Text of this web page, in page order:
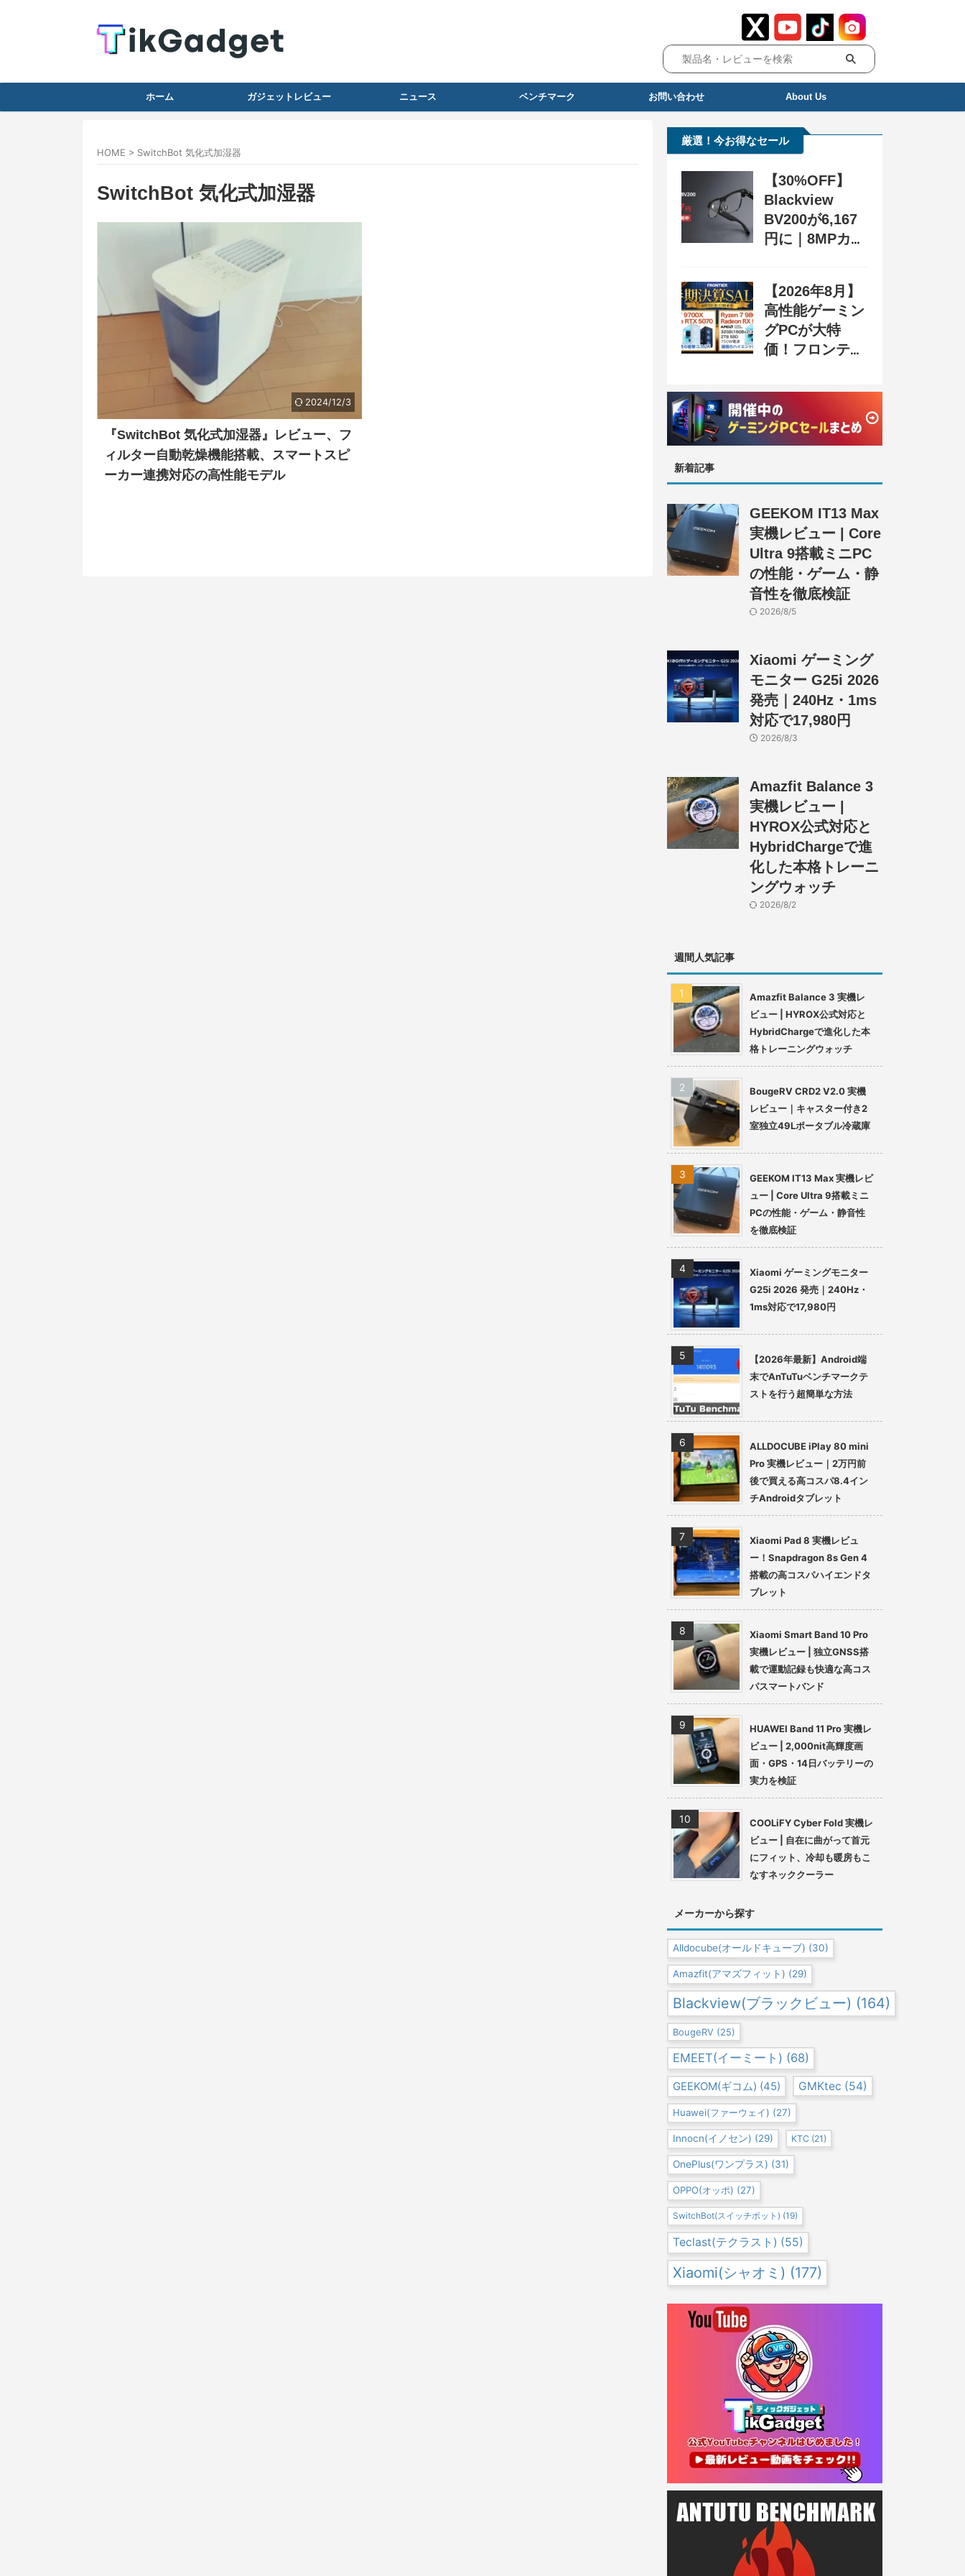
ホーム ガジェットレビュー ニュース ベンチマーク お問い合わせ About Us
HOME > SwitchBot 気化式加湿器
SwitchBot 気化式加湿器
2024/12/3
『SwitchBot 気化式加湿器』レビュー、フ
ィルター自動乾燥機能搭載、スマートスピ
ーカー連携対応の高性能モデル
厳選！今お得なセール
【30%OFF】
Blackview
BV200が6,167
円に｜8MPカメ
ン配布中
【2026年8月】
高性能ゲーミン
グPCが大特
価！フロンティ
SALE』開催、
セール情報まと
め
新着記事
GEEKOM IT13 Max
実機レビュー | Core
Ultra 9搭載ミニPC
の性能・ゲーム・静
音性を徹底検証
2026/8/5
Xiaomi ゲーミング
モニター G25i 2026
発売｜240Hz・1ms
対応で17,980円
2026/8/3
Amazfit Balance 3
実機レビュー |
HYROX公式対応と
HybridChargeで進
化した本格トレーニ
ングウォッチ
2026/8/2
週間人気記事
Amazfit Balance 3 実機レ
ビュー | HYROX公式対応と
HybridChargeで進化した本
格トレーニングウォッチ
BougeRV CRD2 V2.0 実機
レビュー｜キャスター付き2
室独立49Lポータブル冷蔵庫
GEEKOM IT13 Max 実機レビ
ュー | Core Ultra 9搭載ミニ
PCの性能・ゲーム・静音性
を徹底検証
Xiaomi ゲーミングモニター
G25i 2026 発売｜240Hz・
1ms対応で17,980円
【2026年最新】Android端
末でAnTuTuベンチマークテ
ストを行う超簡単な方法
ALLDOCUBE iPlay 80 mini
Pro 実機レビュー｜2万円前
後で買える高コスパ8.4イン
チAndroidタブレット
Xiaomi Pad 8 実機レビュ
ー！Snapdragon 8s Gen 4
搭載の高コスパハイエンドタ
ブレット
Xiaomi Smart Band 10 Pro
実機レビュー | 独立GNSS搭
載で運動記録も快適な高コス
パスマートバンド
HUAWEI Band 11 Pro 実機レ
ビュー | 2,000nit高輝度画
面・GPS・14日バッテリーの
実力を検証
COOLiFY Cyber Fold 実機レ
ビュー | 自在に曲がって首元
にフィット、冷却も暖房もこ
なすネッククーラー
メーカーから探す
Alldocube(オールドキューブ) (30)
Amazfit(アマズフィット) (29)
Blackview(ブラックビュー) (164)
BougeRV (25)
EMEET(イーミート) (68)
GEEKOM(ギコム) (45) GMKtec (54)
Huawei(ファーウェイ) (27)
Innocn(イノセン) (29) KTC (21)
OnePlus(ワンプラス) (31)
OPPO(オッポ) (27)
SwitchBot(スイッチボット) (19)
Teclast(テクラスト) (55)
Xiaomi(シャオミ) (177)